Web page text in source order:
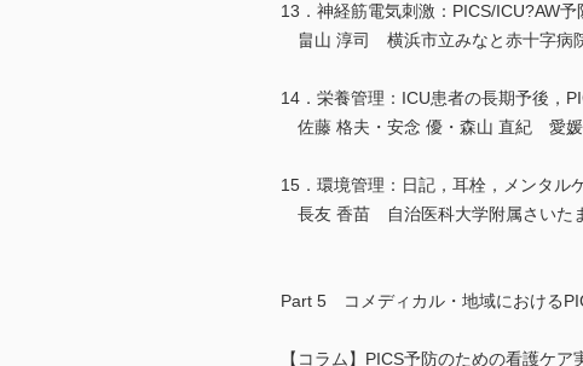
13．神経筋電気刺激：PICS/ICU?AW予
畠山 淳司 横浜市立みなと赤十字病
14．栄養管理：ICU患者の長期予後，
佐藤 格夫・安念 優・森山 直紀 愛媛
15．環境管理：日記，耳栓，メンタル
長友 香苗 自治医科大学附属さいた
Part 5 コメディカル・地域における
【コラム】PICS予防のための看護ケア